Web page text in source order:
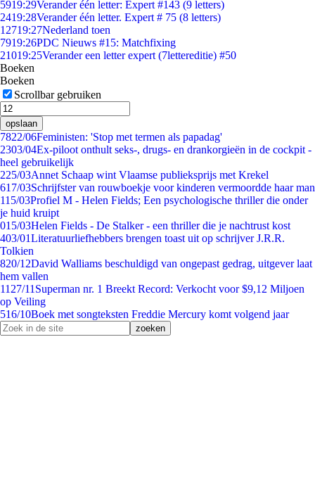
5919:29Verander één letter: Expert #143 (9 letters)
2419:28Verander één letter. Expert # 75 (8 letters)
12719:27Nederland toen
7919:26PDC Nieuws #15: Matchfixing
21019:25Verander een letter expert (7lettereditie) #50
Boeken
Boeken
Scrollbar gebruiken
opslaan
7822/06Feministen: 'Stop met termen als papadag'
2303/04Ex-piloot onthult seks-, drugs- en drankorgieën in de cockpit -
heel gebruikelijk
225/03Annet Schaap wint Vlaamse publieksprijs met Krekel
617/03Schrijfster van rouwboekje voor kinderen vermoordde haar man
115/03Profiel M - Helen Fields; Een psychologische thriller die onder
je huid kruipt
015/03Helen Fields - De Stalker - een thriller die je nachtrust kost
403/01Literatuurliefhebbers brengen toast uit op schrijver J.R.R.
Tolkien
820/12David Walliams beschuldigd van ongepast gedrag, uitgever laat
hem vallen
11 27/11 Superman nr. 1 Breekt Record: Verkocht voor $9,12 Miljoen
op Veiling
516/10Boek met songteksten Freddie Mercury komt volgend jaar